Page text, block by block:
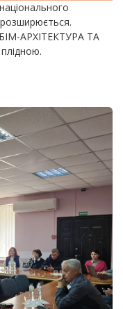
розширюється.
АРХІТЕКТУРА ТА